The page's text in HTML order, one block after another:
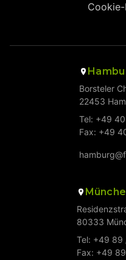
Borsteler
22453
Tel: +49
Fax: +49
80333
Tel: +49
Fax: +49